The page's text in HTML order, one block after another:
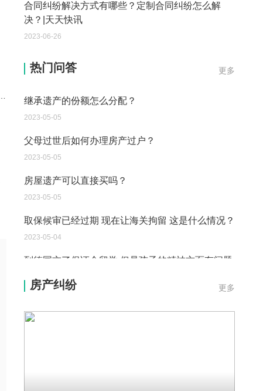
合同纠纷解决方式有哪些？定制合同纠纷怎么解
决？|天天快讯
2023-06-26
更多
热门问答
遗产继承必须要公证吗？
继承遗产的份额怎么分配？
2023-05-05
父母过世后如何办理房产过户？
2023-05-05
房屋遗产可以直接买吗？
2023-05-05
取保候审已经过期 现在让海关拘留 这是什么情况？
2023-05-04
到德国交了保证金留学 但是孩子的精神方面有问题
2023-05-04
我想问一下申请护照需要带什么证件？
更多
房产纠纷